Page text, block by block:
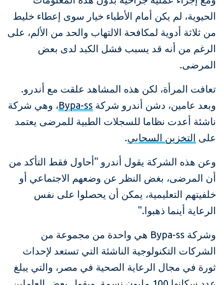
الحيوية، لم يكن أمام الأطباء خيار سوى إعطاء خليط
من ثلاثة أدوية لمكافحة الالتهاب والحد من الألم، على
الرغم من أنه قد يسبب فشل الكبد لدى بعض
المرضى.
تعافت المرأة، لكن هذه المشاهد علقت مع أندرو.
وبعد عامين، دشن أندرو شركة Bypa-ss، وهي شركة
ناشئة أعدت نظاما للسجلات الطبية للمرضى يعتمد
على التخزين السحابي.
وعن هذه الشركة يقول أندرو "أحاول فقط التأكد من
أن المرضى، بغض النظر عن وضعهم الاجتماعي أو
خلفيتهم التعليمية، يمكن أن يحصلوا على نفس
الرعاية أينما ذهبوا."
وشركة Bypa-ss هي واحدة من مجموعة من
الشركات التكنولوجية الناشئة التي تستعد لإحداث
ثورة في مجال الرعاية الصحية في مصر، والتي يبلغ